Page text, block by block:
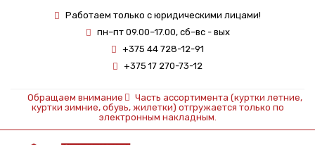
Работаем только с юридическими лицами!
пн–пт 09.00–17.00, сб–вс - вых
+375 44 728-12-91
+375 17 270-73-12
Обращаем внимание
Часть ассортимента (куртки летние,
куртки зимние, обувь, жилетки) отгружается только по
электронным накладным.